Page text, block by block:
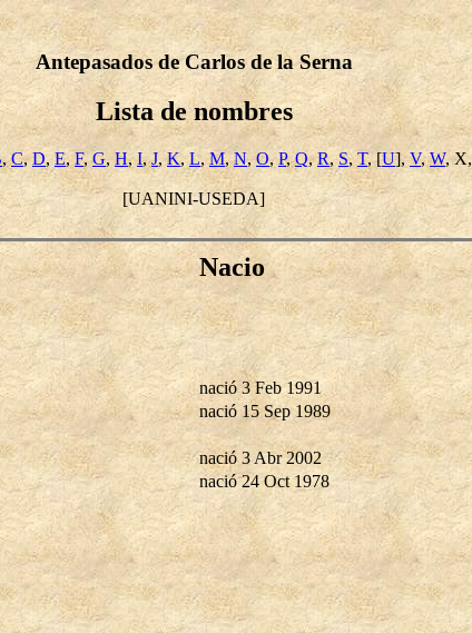
Antepasados de Carlos de la Serna
Lista de nombres
,C,D,E,F,G, H,I,J,K, L,M,N, O,P,Q,R,S,T, [U],V,W, X,
[UANINI-USEDA]
Nacio
nació 3 Feb 1991
nació 15 Sep 1989
nació 3 Abr 2002
nació 24 Oct 1978